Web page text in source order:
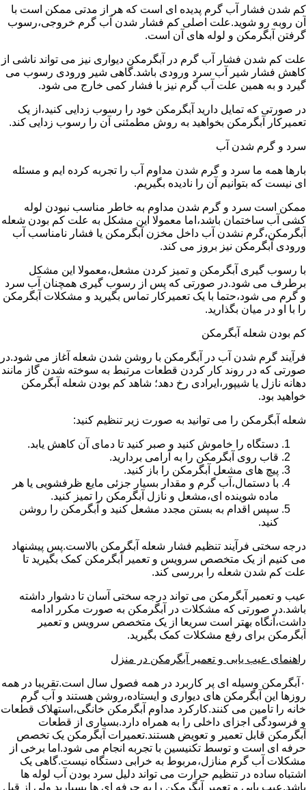
کم شدن فشار آب گرم پدیده ای است که هر از مدتی ممکن است با
آن روبه رو شوید.علت اصلی کم فشار شدن آب گرم خروجی،رسوب
گرفتن آبگرمکن و لوله های آن است.
علت کم شدن فشار آب گرم در آبگرمکن دیواری نیز می تواند ناشی از
کاهش فشار شیر آب سرد ورودی باشد.گاهی شیر ورودی رسوب می
گیرد و به همین علت آب گرم نیز با فشار کمی خارج می شود.
در صورتی که تمایل دارید آبگرمکن خود را رسوب زدایی کنید،از یک
تعمیرکار آبگرمکن بخواهید به روش مطمئنی آن را رسوب زدایی کند.
سرد و گرم شدن آب
بارها همه ما سرد و گرم شدن مداوم آب را تجربه کرده ایم و مسئله
ای نیست که بتوانیم آن را نادیده بگیریم.
ممکن است سرد و گرم شدن مداوم به خاطر مناسب نبودن لوله
کشی آب ساختمان باشد،اما معمولا این مشکل به علت کم بودن شعله
آبگرمکن،گرم نشدن آب داخل مخزن آبگرمکن یا فشار نامناسب آب
ورودی آبگرمکن نیز بروز می کند.
با رسوب گیری آبگرمکن و تمیز کردن مشعل،معمولا این مشکل
برطرف می شود.در صورتی که پس از رسوب گیری همچنان آب سرد
و گرم می شود،حتما با یک تعمیرکار تماس بگیرید و مشکلات آبگرمکن
را با او در میان بگذارید.
کم بودن شعله آبگرمکن
فرآیند گرم شدن آب در آبگرمکن با روشن شدن شعله آغاز می شود.در
صورتی که در روند کار کردن قطعات مرتبط به سوخته شدن گاز مانند
دهانه نازل یا شیپور،ایرادی رخ دهد؛ شاهد کم بودن شعله آبگرمکن
خواهید بود.
شعله آبگرمکن را می توانید به صورت زیر تنظیم کنید:
دستگاه را خاموش کنید و صبر کنید تا دمای آن کاهش یابد.
قاب روی آبگرمکن را به آرامی بردارید.
پیچ های مشعل آبگرمکن را باز کنید.
با دستمال،آب گرم و مقدار بسیار جزئی مایع ظرفشویی یا هر
ماده شوینده ای،مشعل و نازل آبگرمکن را تمیز کنید.
سپس اقدام به بستن مجدد مشعل کنید و آبگرمکن را روشن
کنید.
درجه سختی فرآیند تنظیم فشار شعله آبگرمکن بالاست.پس پیشنهاد
می کنیم از یک متخصص سرویس و تعمیر آبگرمکن کمک بگیرید تا
علت کم شدن شعله را بررسی کند.
عیب و تعمیر آبگرمکن می تواند درجه سختی آسان تا دشوار داشته
باشد.در صورتی که مشکلات در آبگرمکن به صورت مکرر ادامه
داشت،آنگاه بهتر است سریعا از یک متخصص سرویس و تعمیر
آبگرمکن برای رفع مشکلات کمک بگیرید.
راهنمای عیب یابی و تعمیر آبگرمکن در منزل
۰آبگرمکن وسیله ای پر کاربرد در همه فصول سال است.تقریبا در همه
روزها این آبگرمکن های دیواری و ایستاده،روشن هستند و آب گرم
خانه را تامین می کنند.کارکرد مداوم آبگرمکن خانگی،استهلاک قطعات
و فرسودگی اجزای داخلی را به همراه دارد.بسیاری از قطعات
آبگرمکن قابل تعمیر و تعویض هستند.تعمیرات آبگرمکن یک تخصص
حرفه ای است و توسط تکنیسین با تجربه انجام می شود.اما برخی از
مشکلات آب گرم منازل،مربوط به خرابی دستگاه نیست.گاهی یک
اشتباه ساده در تنظیم حرارت می تواند دلیل سرد بودن آب لوله ها
باشد.عیب یابی و تعمیر آبگرمکن را به حرفه ای ها بسپارید ولی از قبل